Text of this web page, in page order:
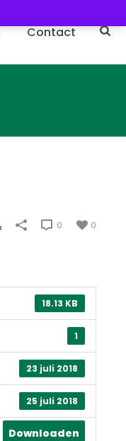
Contact
0
0
18.13 KB
1
23 juli 2018
25 juli 2018
Downloaden